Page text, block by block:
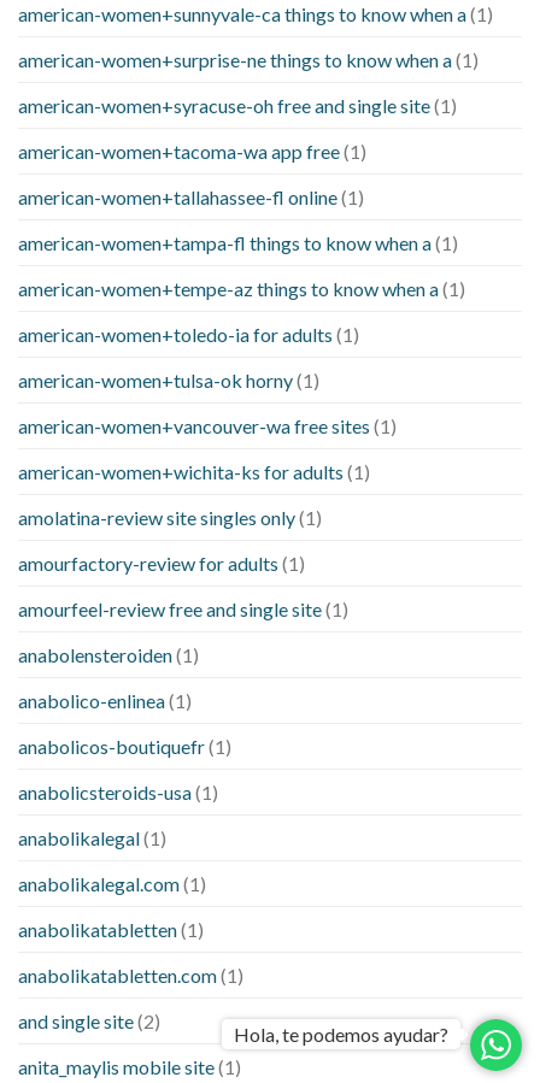
american-women+sunnyvale-ca things to know when a(1)
american-women+surprise-ne things to know when a(1)
american-women+syracuse-oh free and single site(1)
american-women+tacoma-wa app free(1)
american-women+tallahassee-fl online(1)
american-women+tampa-fl things to know when a(1)
american-women+tempe-az things to know when a(1)
american-women+toledo-ia for adults (1)
american-women+tulsa-ok horny(1)
american-women+vancouver-wa free sites (1)
american-women+wichita-ks for adults (1)
amolatina-review site singles only(1)
amourfactory-review for adults (1)
amourfeel-review free and single site(1)
anabolensteroiden(1)
anabolico-enlinea(1)
anabolicos-boutiquefr(1)
anabolicsteroids-usa(1)
anabolikalegal(1)
anabolikalegal.com(1)
anabolikatabletten(1)
anabolikatabletten.com(1)
and single site(2)
anita_maylis mobile site(1)
Hola, te podemos ayudar?